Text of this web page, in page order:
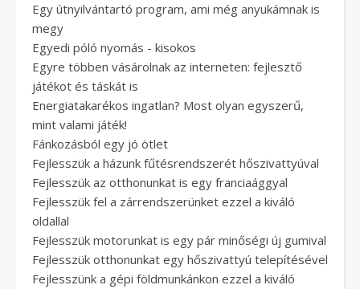
Egy útnyilvántartó program, ami még anyukámnak is
megy
Egyedi póló nyomás - kisokos
Egyre többen vásárolnak az interneten: fejlesztő
játékot és táskát is
Energiatakarékos ingatlan? Most olyan egyszerű,
mint valami játék!
Fánkozásból egy jó ötlet
Fejlesszük a házunk fűtésrendszerét hőszivattyúval
Fejlesszük az otthonunkat is egy franciaággyal
Fejlesszük fel a zárrendszerünket ezzel a kiváló
oldallal
Fejlesszük motorunkat is egy pár minőségi új gumival
Fejlesszük otthonunkat egy hőszivattyú telepítésével
Fejlesszünk a gépi földmunkánkon ezzel a kiváló